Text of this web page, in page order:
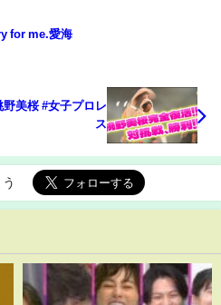
for me.愛海
ス